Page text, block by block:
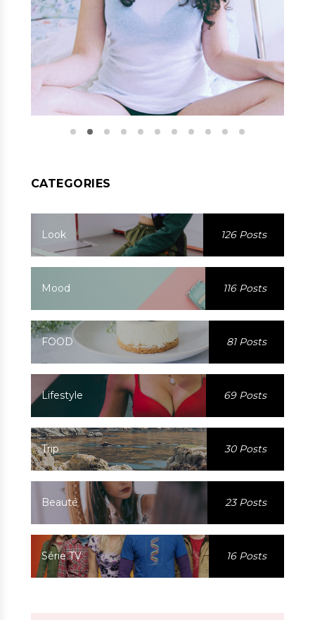
CATEGORIES
Look 126 Posts
Mood 116 Posts
FOOD 81 Posts
Lifestyle 69 Posts
Trip 30 Posts
Beauté 23 Posts
Série TV 16 Posts